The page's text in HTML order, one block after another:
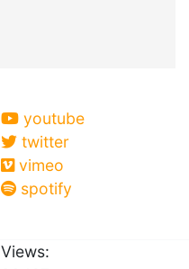
youtube
twitter
vimeo
spotify
Views: